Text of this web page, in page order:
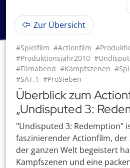
Zur Übersicht
#Spielfilm #Actionfilm
#Produktionsjahr2010
#Filmabend #Kampfszenen
#SAT.1 #ProSieben
Überblick zum
„Undisputed 3:
"Undisputed 3: Redemption"
faszinierender Actionfilm, der
der ganzen Welt begeistert
Kampfszenen und eine